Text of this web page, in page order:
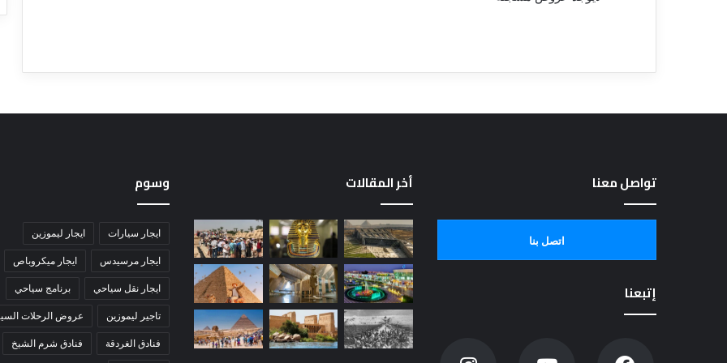
تواصل معنا
اتصل بنا
إتبعنا
أخر المقالات وسوم
ايجار سيارات ايجار ليموزين
ايجار مرسيدس ايجار ميكروباص
ايجار نقل سياحي برنامج سياحي
تاجير ليموزين عروض الرحلات
فنادق الغردقة فنادق شرم الشيخ